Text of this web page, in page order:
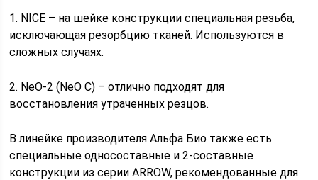
1. NICE – на шейке конструкции специальная резьба,
исключающая резорбцию тканей. Используются в
сложных случаях.
2. NeO-2 (NeO C) – отлично подходят для
восстановления утраченных резцов.
В линейке производителя Альфа Био также есть
специальные односоставные и 2-составные
конструкции из серии ARROW, рекомендованные для